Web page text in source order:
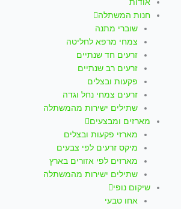
אודות
חנות המשתלה
שוברי מתנה
צמחי מרפא לחליטה
זרעים חד שנתיים
זרעים רב שנתיים
פקעות ובצלים
זרעים צמחי נחל וגדה
שתילים ישירות מהמשתלה
מארזים ומבצעים
מארזי פקעות ובצלים
מיקס זרעים לפי צבעים
מארזים לפי אזורים בארץ
שתילים ישירות מהמשתלה
שיקום נופי
אחו טבעי